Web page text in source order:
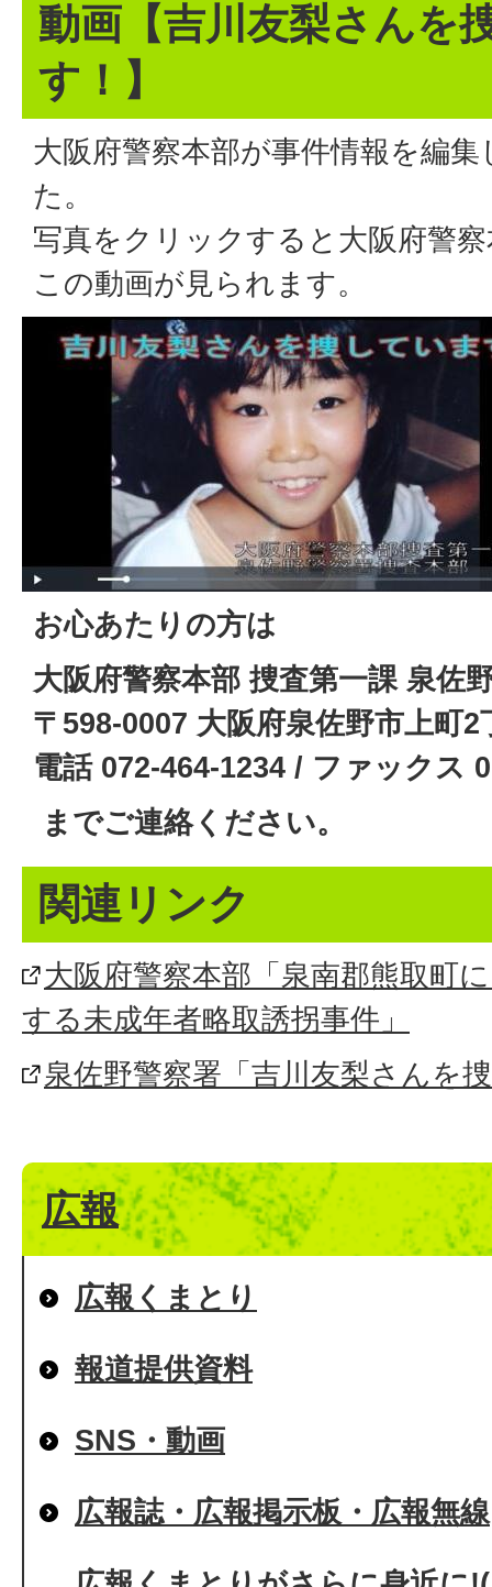
動画【吉川友梨さんを
す！】
大阪府警察本部が事件情報を編
た。
写真をクリックすると大阪府警
この動画が見られます。
お心あたりの方は
大阪府警察本部 捜査第一課 泉佐
〒598-0007 大阪府泉佐野市上町2
電話 072-464-1234 / ファックス
までご連絡ください。
関連リンク
大阪府警察本部「泉南郡熊取町
する未成年者略取誘拐事件」
泉佐野警察署「吉川友梨さんを
広報
広報くまとり
報道提供資料
SNS・動画
広報誌・広報掲示板・広報無線